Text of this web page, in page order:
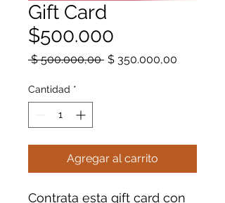
Gift Card
$500.000
$ 500.000,00 Precio
$ 350.000,00
Cantidad *
Agregar al carrito
Contrata esta gift card con